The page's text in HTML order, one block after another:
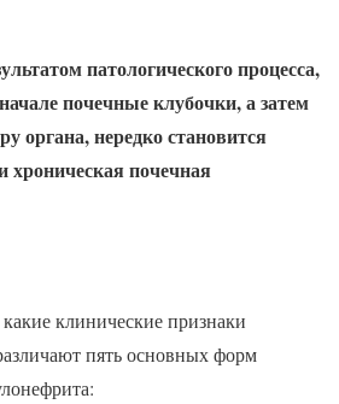
патологического процесса,
почечные клубочки, а затем
органа, нередко становится
хроническая почечная
клинические признаки
пять основных форм